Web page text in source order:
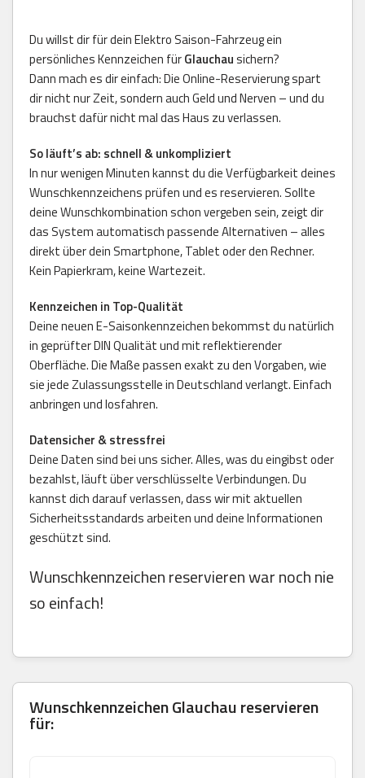
Du willst dir für dein Elektro Saison-Fahrzeug ein
persönliches Kennzeichen fürGlauchausichern?
Dann mach es dir einfach: Die Online-Reservierung spart
dir nicht nur Zeit, sondern auch Geld und Nerven – und du
brauchst dafür nicht mal das Haus zu verlassen.
So läuft’s ab: schnell & unkompliziert
In nur wenigen Minuten kannst du die Verfügbarkeit deines
Wunschkennzeichens prüfen und es reservieren. Sollte
deine Wunschkombination schon vergeben sein, zeigt dir
das System automatisch passende Alternativen – alles
direkt über dein Smartphone, Tablet oder den Rechner.
Kein Papierkram, keine Wartezeit.
Kennzeichen in Top-Qualität
Deine neuen E-Saisonkennzeichen bekommst du natürlich
in geprüfter DIN Qualität und mit reflektierender
Oberfläche. Die Maße passen exakt zu den Vorgaben, wie
sie jede Zulassungsstelle in Deutschland verlangt. Einfach
anbringen und losfahren.
Datensicher & stressfrei
Deine Daten sind bei uns sicher. Alles, was du eingibst oder
bezahlst, läuft über verschlüsselte Verbindungen. Du
kannst dich darauf verlassen, dass wir mit aktuellen
Sicherheitsstandards arbeiten und deine Informationen
geschützt sind.
Wunschkennzeichen reservieren war noch nie
so einfach!
Wunschkennzeichen Glauchau reservieren
für: